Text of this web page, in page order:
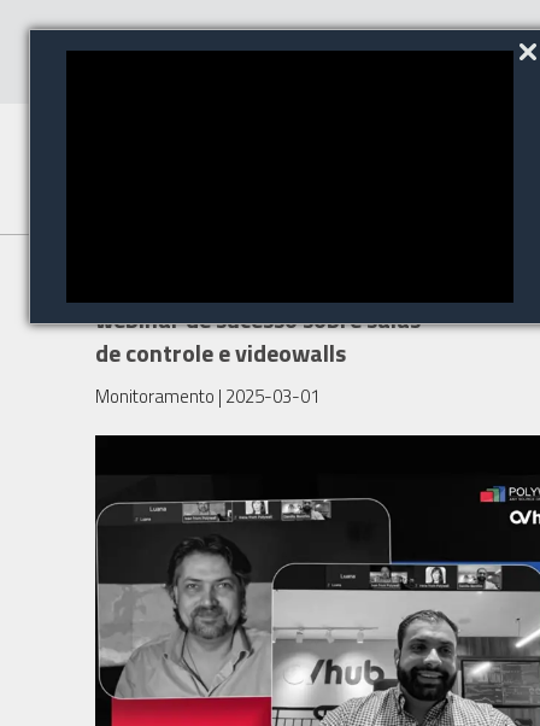
webinar de sucesso sobre salas
de controle e videowalls
Monitoramento | 2025-03-01